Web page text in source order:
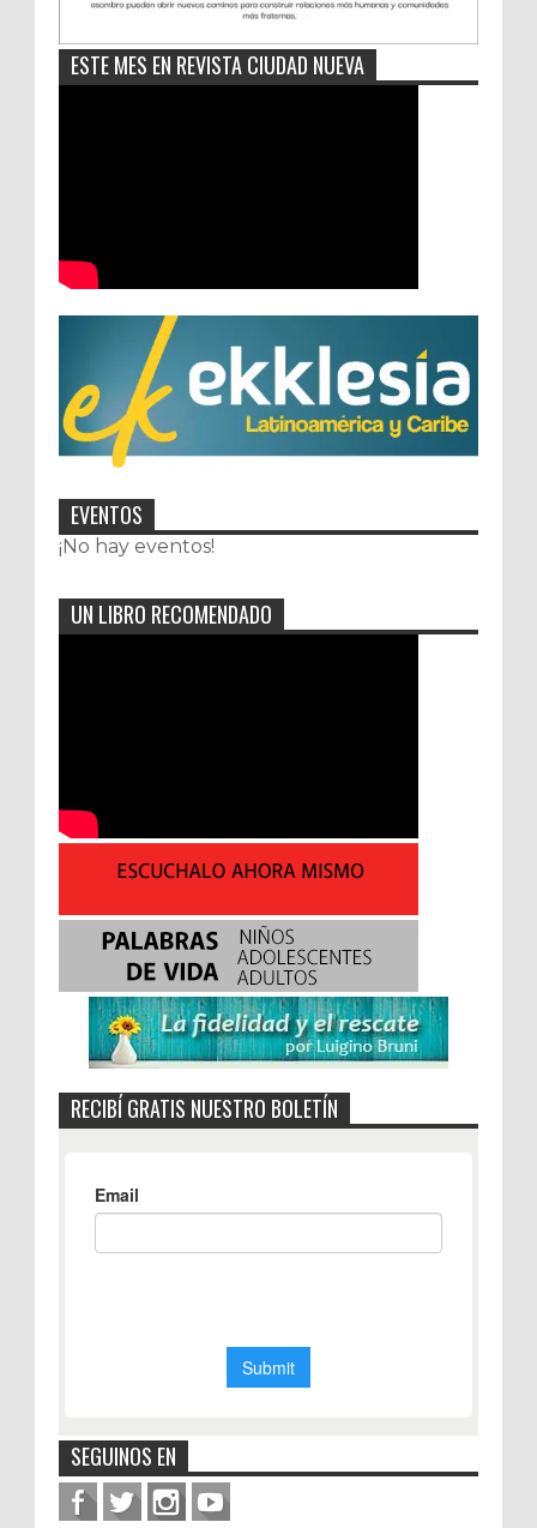
ESTE MES EN REVISTA CIUDAD NUEVA
EVENTOS
¡No hay eventos!
UN LIBRO RECOMENDADO
RECIBÍ GRATIS NUESTRO BOLETÍN
SEGUINOS EN